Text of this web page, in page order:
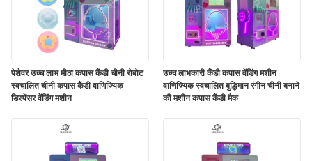
पेशेवर उच्च लाभ मीठा कपास कैंडी चीनी रोबोट
स्वचालित चीनी कपास कैंडी वाणिज्यिक
डिस्पेंसर वेंडिंग मशीन
उच्च लाभकारी कैंडी कपास वेंडिंग मशीन
वाणिज्यिक स्वचालित बुद्धिमान रंगीन चीनी बनाने
की मशीन कपास कैंडी मैक